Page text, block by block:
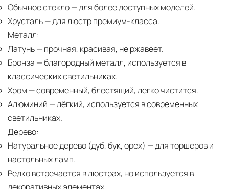
Обычное стекло— для более доступных моделей.
Хрусталь— для люстр премиум-класса.
Металл:
Латунь— прочная, красивая, не ржавеет.
Бронза — благородный металл, используется в
классических светильниках.
Хром — современный, блестящий, легко чистится.
Алюминий — лёгкий, используется в современных
светильниках.
Дерево:
Натуральное дерево (дуб, бук, орех) — для торшеров и
настольных ламп.
Редко встречается в люстрах, но используется в